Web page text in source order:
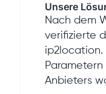
Unsere
Nach dem
verifizierte
ip2location.
Anbieters